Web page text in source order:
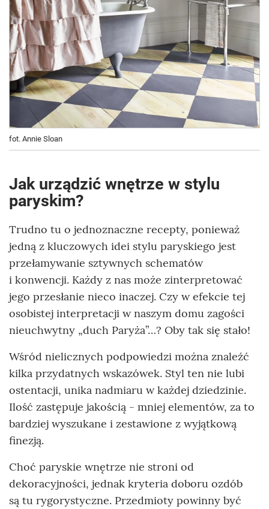
fot. Annie Sloan
Jak urządzić wnętrze w stylu
paryskim?
Trudno tu o jednoznaczne recepty, ponieważ
jedną z kluczowych idei stylu paryskiego jest
przełamywanie sztywnych schematów
i konwencji. Każdy z nas może zinterpretować
jego przesłanie nieco inaczej. Czy w efekcie tej
osobistej interpretacji w naszym domu zagości
nieuchwytny „duch Paryża”…? Oby tak się stało!
Wśród nielicznych podpowiedzi można znaleźć
kilka przydatnych wskazówek. Styl ten nie lubi
ostentacji, unika nadmiaru w każdej dziedzinie.
Ilość zastępuje jakością - mniej elementów, za to
bardziej wyszukane i zestawione z wyjątkową
finezją.
Choć paryskie wnętrze nie stroni od
dekoracyjności, jednak kryteria doboru ozdób
są tu rygorystyczne. Przedmioty powinny być